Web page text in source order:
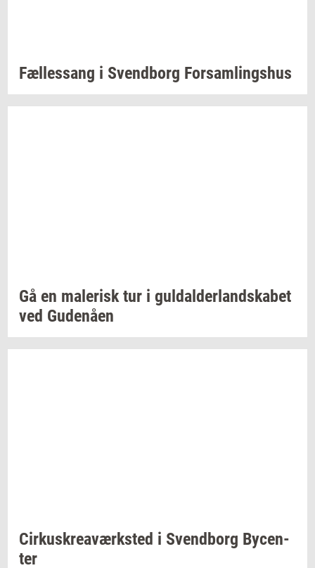
Fæl­les­sang i Svend­borg For­sam­lings­hus
Gå en ma­le­risk tur i gul­dal­der­land­ska­bet
ved Gu­denå­en
Cir­kuskrea­værk­sted i Svend­borg By­cen­
ter